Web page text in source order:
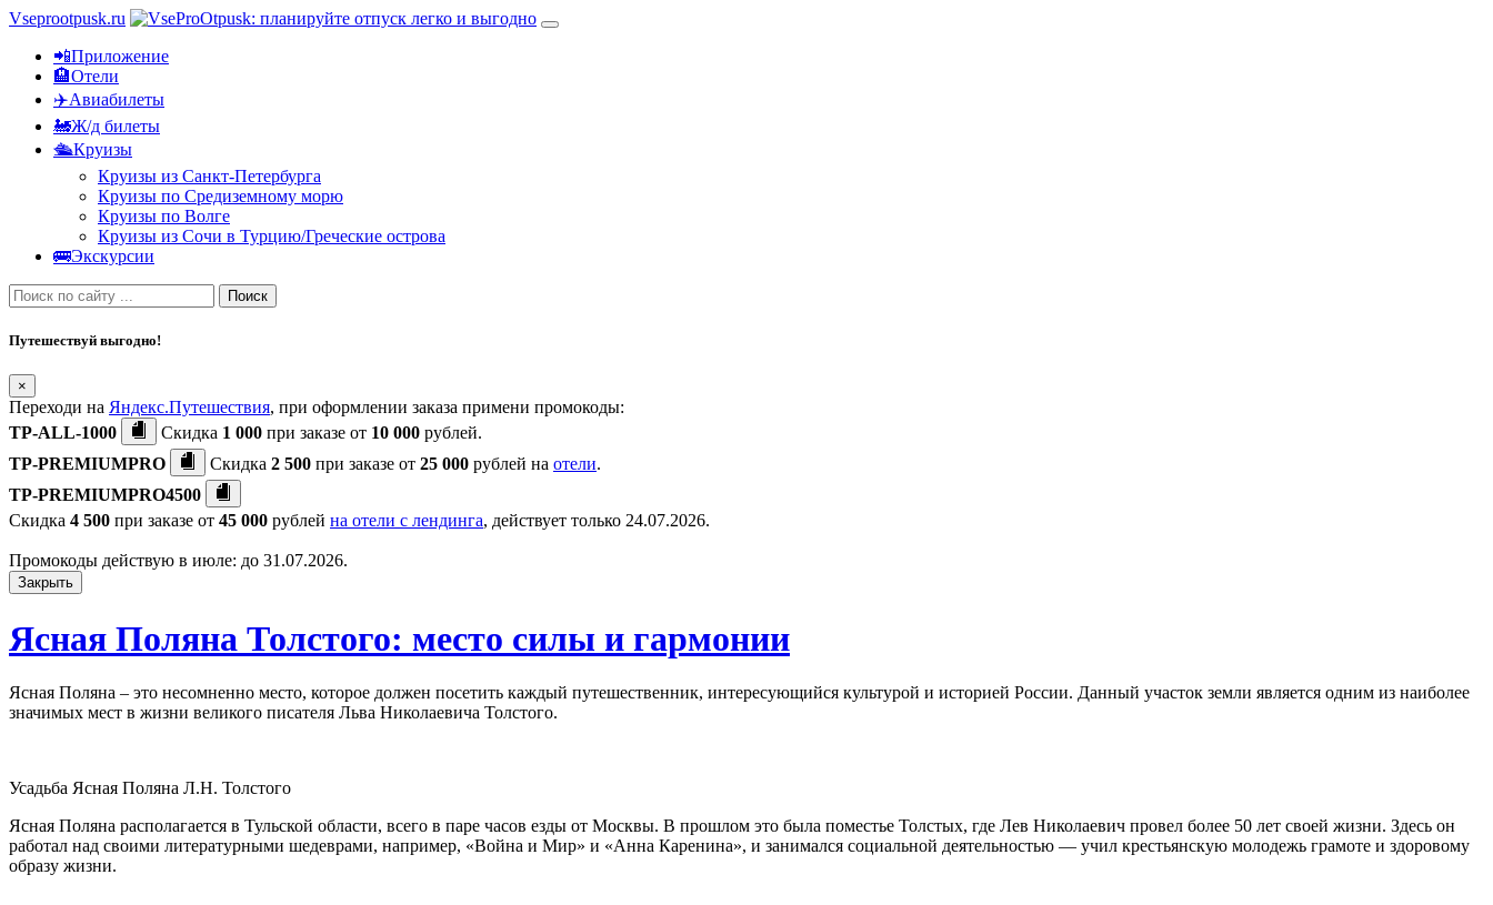
Vseprootpusk.ru
📲Приложение
🏨Отели
✈️Авиабилеты
🚂Ж/д билеты
🛳Круизы
Круизы из Санкт-Петербурга
Круизы по Средиземному морю
Круизы по Волге
Круизы из Сочи в Турцию/Греческие острова
🚌Экскурсии
Поиск
Путешествуй выгодно!
×
Переходи на Яндекс.Путешествия, при оформлении заказа примени промокоды:
TP-ALL-1000
Скидка 1 000 при заказе от 10 000 рублей.
TP-PREMIUMPRO
Скидка 2 500 при заказе от 25 000 рублей на отели.
TP-PREMIUMPRO4500
Скидка 4 500 при заказе от 45 000 рублей на отели с лендинга, действует только 24.07.2026.
Промокоды действую в июле: до 31.07.2026.
Закрыть
Ясная Поляна Толстого: место силы и гармонии
Ясная Поляна – это несомненно место, которое должен посетить каждый путешественник, интересующийся культурой и историей России. Данный участок земли является одним из наиболее
значимых мест в жизни великого писателя Льва Николаевича Толстого.
Усадьба Ясная Поляна Л.Н. Толстого
Ясная Поляна располагается в Тульской области, всего в паре часов езды от Москвы. В прошлом это была поместье Толстых, где Лев Николаевич провел более 50 лет своей жизни. Здесь он
работал над своими литературными шедеврами, например, «Война и Мир» и «Анна Каренина», и занимался социальной деятельностью — учил крестьянскую молодежь грамоте и здоровому
образу жизни.